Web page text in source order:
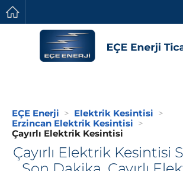
EÇE Enerji
Elektrik Kesintisi
Erzincan Elektrik Kesintisi
Çayırlı Elektrik Kesintisi
Çayırlı Elektrik Kesintisi